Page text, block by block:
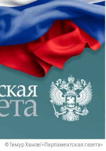
© Тимур Ханов/«Парламентская газета»